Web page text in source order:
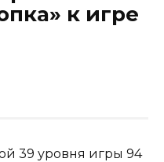
к игре
39 уровня игры 94